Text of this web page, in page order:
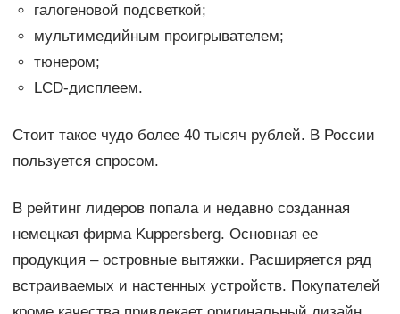
галогеновой подсветкой;
мультимедийным проигрывателем;
тюнером;
LCD-дисплеем.
Стоит такое чудо более 40 тысяч рублей. В России
пользуется спросом.
В рейтинг лидеров попала и недавно созданная
немецкая фирма Kuppersberg. Основная ее
продукция – островные вытяжки. Расширяется ряд
встраиваемых и настенных устройств. Покупателей